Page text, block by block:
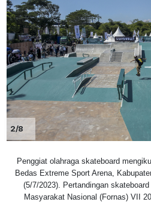
2/8
Penggiat olahraga skateboard
Bedas Extreme Sport Arena,
(5/7/2023). Pertandingan
Masyarakat Nasional (Fornas) VII